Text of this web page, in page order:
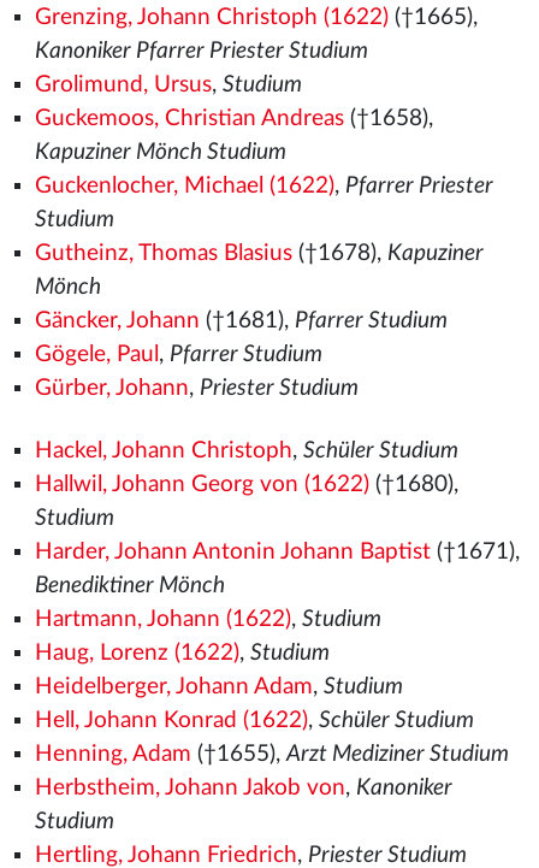
Grenzing, Johann Christoph (1622)(†1665),
Kanoniker Pfarrer Priester Studium
Grolimund, Ursus, Studium
Guckemoos, Christian Andreas(†1658),
Kapuziner Mönch Studium
Guckenlocher, Michael (1622), Pfarrer Priester
Studium
Gutheinz, Thomas Blasius(†1678), Kapuziner
Mönch
Gäncker, Johann (†1681), Pfarrer Studium
Gögele, Paul , Pfarrer Studium
Gürber, Johann, Priester Studium
Hackel, Johann Christoph, Schüler Studium
Hallwil, Johann Georg von (1622)(†1680),
Studium
Harder, Johann Antonin Johann Baptist(†1671),
Benediktiner Mönch
Hartmann, Johann (1622), Studium
Haug, Lorenz (1622), Studium
Heidelberger, Johann Adam, Studium
Hell, Johann Konrad (1622), Schüler Studium
Henning, Adam (†1655),Arzt Mediziner Studium
Herbstheim, Johann Jakob von, Kanoniker
Studium
Hertling, Johann Friedrich, Priester Studium